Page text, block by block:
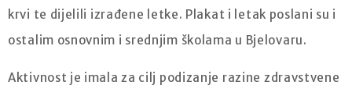
krvi te dijelili izrađene letke. Plakat i letak poslani su i
ostalim osnovnim i srednjim školama u Bjelovaru.
Aktivnost je imala za cilj podizanje razine zdravstvene